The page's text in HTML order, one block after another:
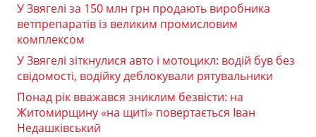
У Звягелі за 150 млн грн продають виробника
ветпрепаратів із великим промисловим
комплексом
У Звягелі зіткнулися авто і мотоцикл: водій був без
свідомості, водійку деблокували рятувальники
Понад рік вважався зниклим безвісти: на
Житомирщину «на щиті» повертається Іван
Недашківський